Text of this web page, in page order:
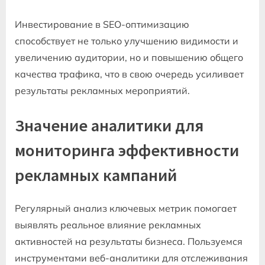
Инвестирование в SEO-оптимизацию
способствует не только улучшению видимости и
увеличению аудитории, но и повышению общего
качества трафика, что в свою очередь усиливает
результаты рекламных мероприятий.
Значение аналитики для
мониторинга эффективности
рекламных кампаний
Регулярный анализ ключевых метрик помогает
выявлять реальное влияние рекламных
активностей на результаты бизнеса. Пользуемся
инструментами веб-аналитики для отслеживания